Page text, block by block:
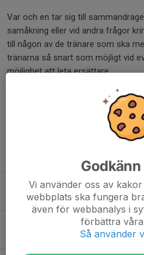
Var och en tar sig till
samåkning eller vid andra frågor
till någon av de tränare som ska
tränarna så snart som möjligt vid
möjlighet att leta ersättare.
Tidigare nyheter
Sammandrag 8/8
3 aug, 10:06 0
GIF Cup 2026
26 jul, 18:20 3
Vi använder oss av
webbplats ska fungera
även för webbanalys i
förbättra
Så använder